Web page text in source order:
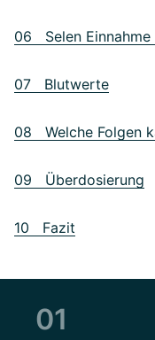
06 Selen Einnahme
07 Blutwerte
08 Welche Folgen
09 Überdosierung
10 Fazit
01